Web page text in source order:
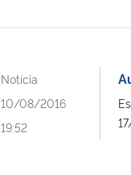
Notícia
10/08/2016
19:52